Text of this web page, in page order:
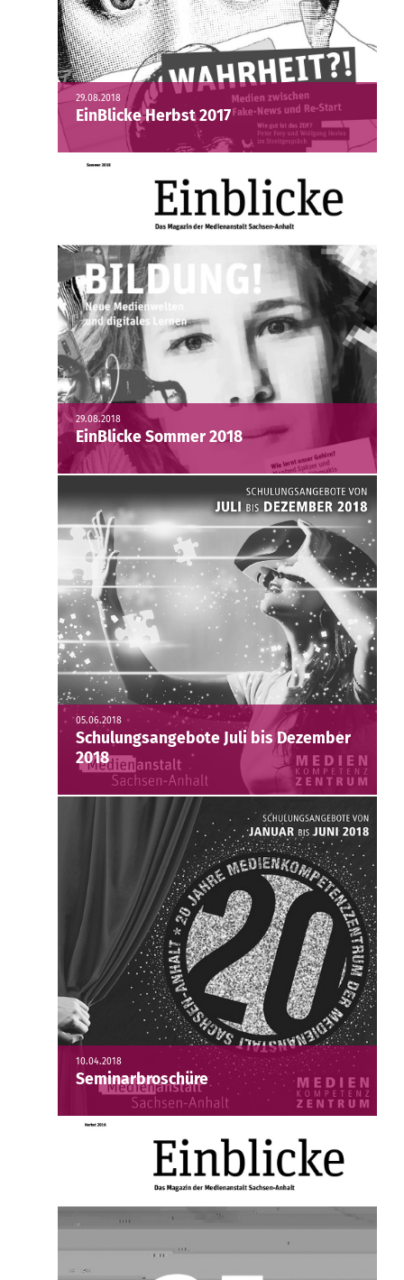
29.08.2018
EinBlicke Herbst 2017
29.08.2018
EinBlicke Sommer 2018
05.06.2018
Schulungsangebote Juli bis Dezember
2018
10.04.2018
Seminarbroschüre